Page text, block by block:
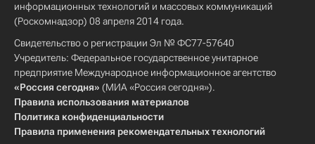
информационных технологий и массовых коммуникаций
(Роскомнадзор) 08 апреля 2014 года.
Свидетельство о регистрации Эл № ФС77-57640
Учредитель: Федеральное государственное унитарное
предприятие Международное информационное агентство
«Россия сегодня» (МИА «Россия сегодня»).
Правила использования материалов
Политика конфиденциальности
Правила применения рекомендательных технологий